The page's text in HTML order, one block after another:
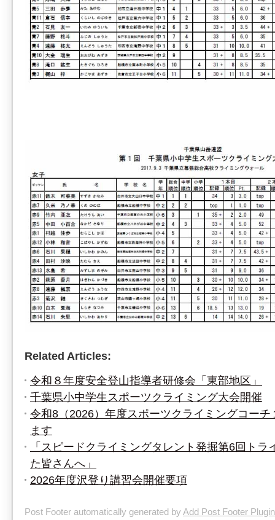
Related Articles:
令和８年度安全登山指導者研修会「東部地区」
千葉県小中学生スポーツクライミング大会開催
令和8（2026）年度スポーツクライミングコー
ます
「スピードクライミングタレント発掘第6回トラ
た皆さんへ」
2026年度沢登り講習会開催要項
Post Footer automatically generated by Add Post Footer Plugin